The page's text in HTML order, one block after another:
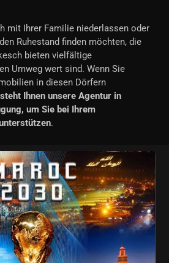
mit Ihrer Familie niederlassen oder
Ruhestand finden möchten, die
bieten vielfältige
Umweg wert sind. Wenn Sie
in diesen Dörfern
steht Ihnen unsere Agentur in
um Sie bei Ihrem
.